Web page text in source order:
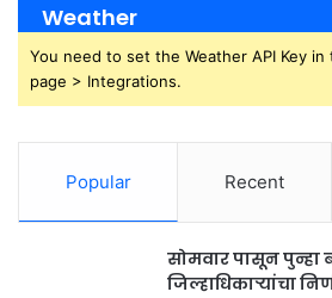
Weather
You need to set the Weather API Key
page > Integrations.
Popular Recent
सोमवार पासून पुन्हा
जिल्हाधिकाऱ्यांचा